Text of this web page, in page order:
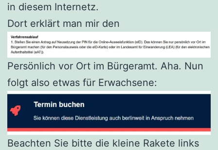
in diesem Internetz.
Dort erklärt man mir den
Persönlich vor Ort im Bürgeramt. Aha. Nun
folgt also etwas für Erwachsene:
Beachten Sie bitte die kleine Rakete links